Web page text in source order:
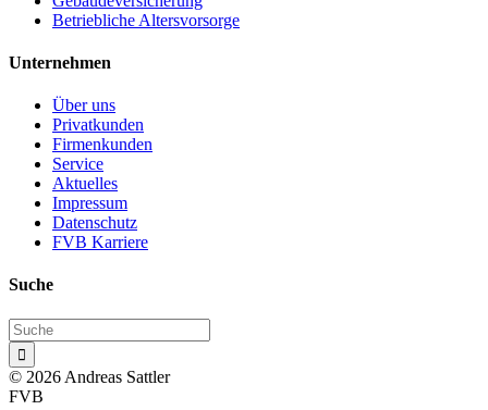
Betriebliche Altersvorsorge
Unternehmen
Über uns
Privatkunden
Firmenkunden
Service
Aktuelles
Impressum
Datenschutz
FVB Karriere
Suche

© 2026 Andreas Sattler
FVB